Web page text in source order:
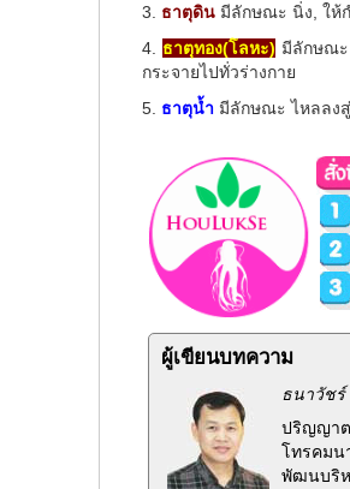
3. ธาตุดิน มีลักษณะ นิ่ง, ให้
4. ธาตุทอง(โลหะ) มีลักษณะ
กระจายไปทั่วร่างกาย
5. ธาตุน้ำ มีลักษณะ ไหลลง
ผู้เขียนบทความ
ธนาวัชร์
ปริญญาต
โทรคมน
พัฒนบริห